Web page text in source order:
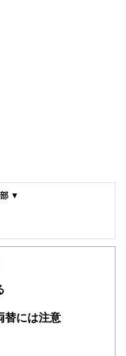
部 ▼
済に関する記事を、日々
わかりやすく発信していま
する書籍・雑誌の編集経
掲載まですべての工程に
替には注意